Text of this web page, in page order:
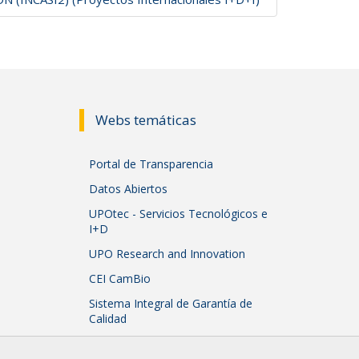
Webs temáticas
Portal de Transparencia
Datos Abiertos
UPOtec - Servicios Tecnológicos e
I+D
UPO Research and Innovation
CEI CamBio
Sistema Integral de Garantía de
Calidad